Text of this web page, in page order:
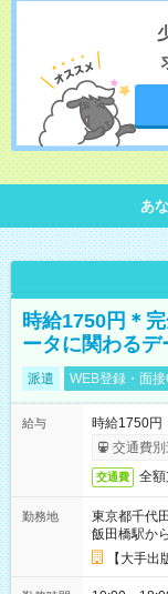
あ
時給1750円＊
ータに関わるデ
派遣 WEB登録・面
給与
時給1750円
交通費別
交通費 全
勤務地
東京都千代
飯田橋駅か
【大手